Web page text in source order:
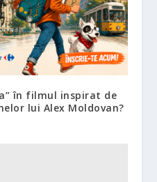
în filmul inspirat de
lui Alex Moldovan?